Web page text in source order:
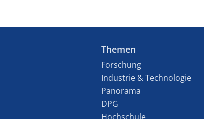
Themen
Forschung
Industrie & Technologie
Panorama
DPG